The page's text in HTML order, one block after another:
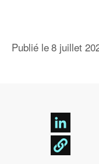
Publié le8 juillet